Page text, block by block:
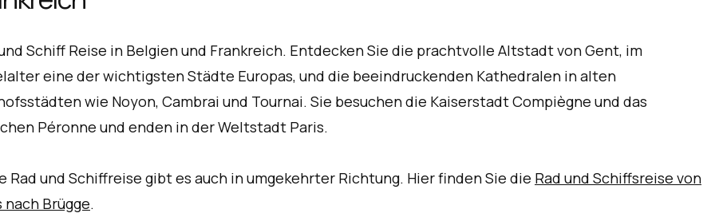
Schiff Reise in Belgien und Frankreich. Entdecken Sie die prachtvolle Altstadt von Gent, im
eine der wichtigsten Städte Europas, und die beeindruckenden Kathedralen in alten
wie Noyon, Cambrai und Tournai. Sie besuchen die Kaiserstadt Compiègne und das
Péronne und enden in der Weltstadt Paris.
Rad und Schiffreise gibt es auch in umgekehrter Richtung. Hier finden Sie die Rad und Schiffsreise von
nach Brügge.